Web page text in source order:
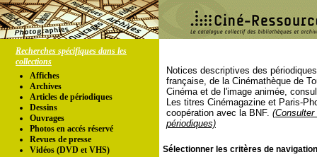
Recherches spécifiques dans les
collections
Affiches
Archives
Articles de périodiques
Dessins
Ouvrages
Photos en accés réservé
Revues de presse
Vidéos (DVD et VHS)
Notices descriptives des
française, de la Cinémathèque de
Cinéma et de l'image animée,
Les titres Cinémagazine et Paris-
coopération avec la BNF.
périodiques)
Sélectionner les critères de